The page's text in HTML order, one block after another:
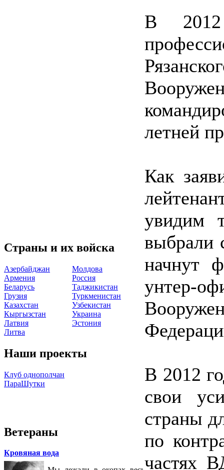
Страны и их войска
Азербайджан
Армения
Беларусь
Грузия
Казахстан
Кыргызстан
Латвия
Литва
Молдова
Россия
Таджикистан
Туркменистан
Узбекистан
Украина
Эстония
Наши проекты
Клуб однополчан
ПараШутки
Ветераны
Кровяная вода
В 2012
летней
Как
увидим
выбрали
начнут
В 2012
свои
страны
по
частях